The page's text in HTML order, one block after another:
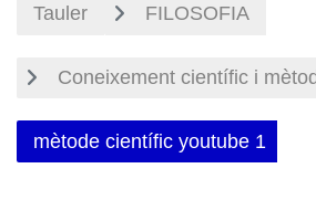
Tauler FILOSOFIA
Coneixement científic i
mètode científic youtube 1